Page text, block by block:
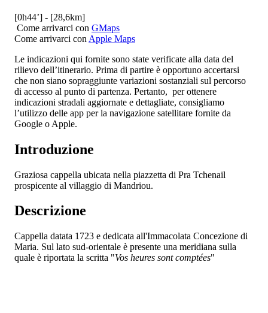
[0h44’] - [28,6km]
Come arrivarci con GMaps
Come arrivarci con Apple Maps
Le indicazioni qui fornite sono state verificate alla data del
rilievo dell’itinerario. Prima di partire è opportuno accertarsi
che non siano sopraggiunte variazioni sostanziali sul percorso
di accesso al punto di partenza. Pertanto, per ottenere
indicazioni stradali aggiornate e dettagliate, consigliamo
l’utilizzo delle app per la navigazione satellitare fornite da
Google o Apple.
Introduzione
Graziosa cappella ubicata nella piazzetta di Pra Tchenail
prospicente al villaggio di Mandriou.
Descrizione
Cappella datata 1723 e dedicata all'Immacolata Concezione di
Maria. Sul lato sud-orientale è presente una meridiana sulla
quale è riportata la scritta "Vos heures sont comptées"